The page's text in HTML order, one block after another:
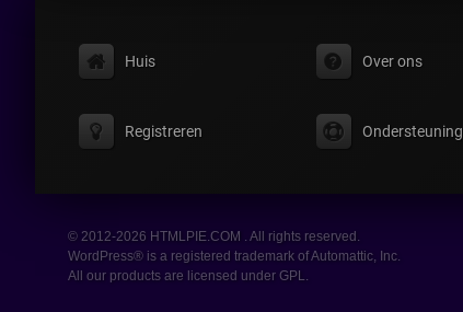
Huis Over ons
Registreren Ondersteuning
© 2012-2026 HTMLPIE.COM . All rights reserved.
WordPress® is a registered trademark of Automattic, Inc.
All our products are licensed under GPL.